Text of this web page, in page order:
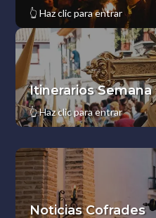
👆 Haz clic para entrar
Itinerarios Semana
👆Haz clic para entrar
Noticias Cofrades